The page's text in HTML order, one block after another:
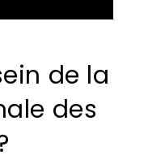
de la
des